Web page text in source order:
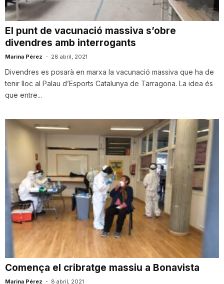
u
t
a
t
e
T
El punt de vacunació massiva s’obre
divendres amb interrogants
Marina Pérez - 28 abril, 2021
Divendres es posarà en marxa la vacunació massiva que ha de
tenir lloc al Palau d’Esports Catalunya de Tarragona. La idea és
que entre...
Comença el cribratge massiu a Bonavista
Marina Pérez - 8 abril, 2021